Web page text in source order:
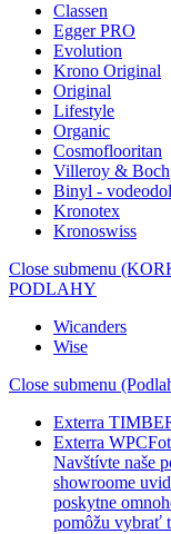
Classen
Egger PRO
Evolution
Krono Original
Original
Lifestyle
Organic
Cosmoflooritan
Villeroy & Boch
Binyl -
Kronotex
Kronoswiss
Close submenu
PODLAHY
Wicanders
Wise
Close submenu
Exterra
Exterra WPC
Navštívte naše
showroome
poskytne
pomôžu vybrať